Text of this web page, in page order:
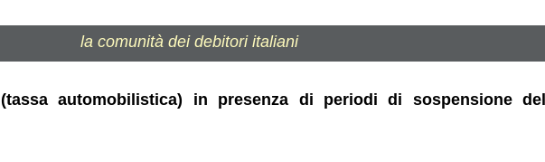
la comunità dei debitori italiani
automobilistica) in presenza di periodi di sospensione